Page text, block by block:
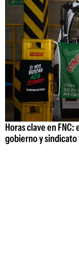
Horas clave en
gobierno y